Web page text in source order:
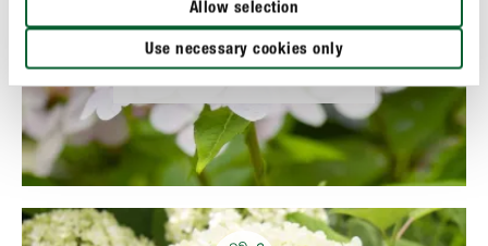
Allow selection
Use necessary cookies only
FŰRÉSZESLEVELŰ HORTENZIA
Finom, kecses